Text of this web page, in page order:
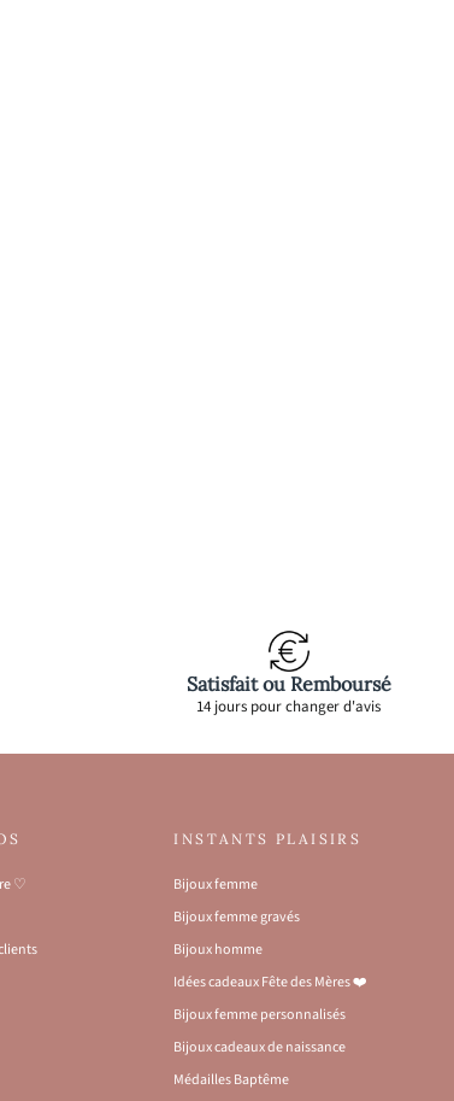
Satisfait ou Remboursé
14 jours pour changer d'avis
♡
INSTANTS PLAISIRS
Bijoux femme
Bijoux femme gravés
Bijoux homme
Idées cadeaux Fête des Mères ❤️
Bijoux femme personnalisés
Bijoux cadeaux de naissance
Médailles Baptême